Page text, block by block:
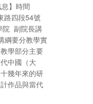
】時間
路四段54號
院 副院長講
綱要分教學實
學部分主要
中國（大
幾年來的研
作品與當代